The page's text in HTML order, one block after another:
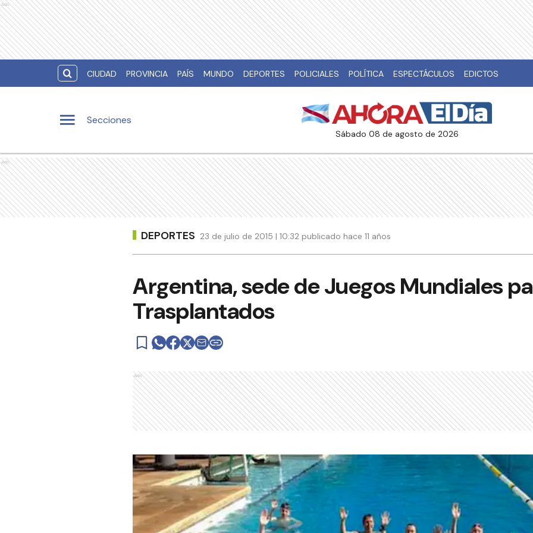
Ads
CIUDAD PROVINCIA PAÍS MUNDO DEPORTES POLICIALES POLÍTICA ESPECTÁCULOS EDICTOS
Secciones
sábado 08 de agosto de 2026
Ads
DEPORTES 23 de julio de 2015 | 10:32 publicado hace 11 años
Argentina, sede de Juegos Mundiales
Trasplantados
Ads